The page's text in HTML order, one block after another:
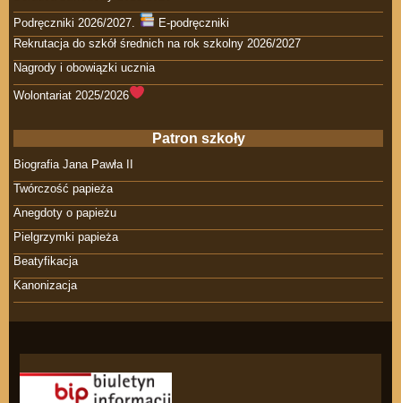
Podręczniki 2026/2027.
E-podręczniki
Rekrutacja do szkół średnich na rok szkolny 2026/2027
Nagrody i obowiązki ucznia
Wolontariat 2025/2026
Patron szkoły
Biografia Jana Pawła II
Twórczość papieża
Anegdoty o papieżu
Pielgrzymki papieża
Beatyfikacja
Kanonizacja